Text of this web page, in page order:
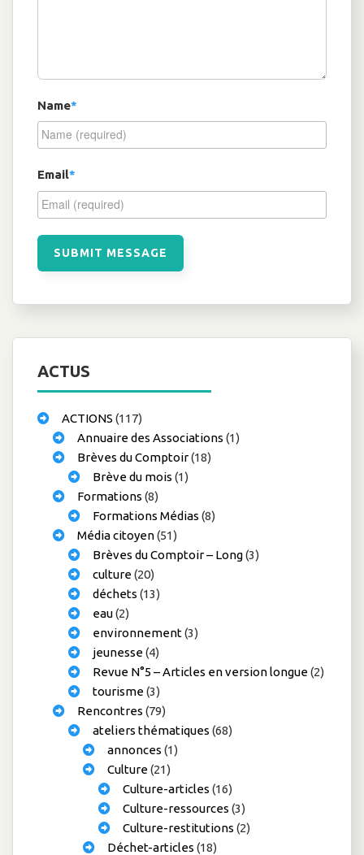
Name*
Email*
ACTUS
ACTIONS (117)
Annuaire des Associations (1)
Brèves du Comptoir(18)
Brève du mois (1)
Formations (8)
Formations Médias (8)
Média citoyen(51)
Brèves du Comptoir – Long(3)
culture(20)
déchets (13)
eau(2)
environnement(3)
jeunesse(4)
Revue N°5 – Articles en version longue(2)
tourisme(3)
Rencontres (79)
ateliers thématiques (68)
annonces (1)
Culture(21)
Culture-articles (16)
Culture-ressources (3)
Culture-restitutions (2)
Déchet-articles (18)